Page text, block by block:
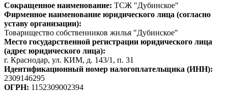
Сокращенное наименование: ТСЖ "Дубинское"
Фирменное наименование юридического лица (согласно
уставу организации):
Товарищество собственников жилья "Дубинское"
Место государственной регистрации юридического лица
(адрес юридического лица):
г. Краснодар, ул. КИМ, д. 143/1, п. 31
Идентификационный номер налогоплательщика (ИНН):
2309146295
ОГРН: 1152309002394